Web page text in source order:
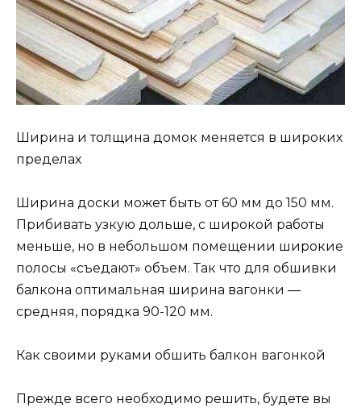
Ширина и толщина домок меняется в широких
пределах
Ширина доски может быть от 60 мм до 150 мм.
Прибивать узкую дольше, с широкой работы
меньше, но в небольшом помещении широкие
полосы «съедают» объем. Так что для обшивки
балкона оптимальная ширина вагонки —
средняя, порядка 90-120 мм.
Как своими руками обшить балкон вагонкой
Прежде всего необходимо решить, будете вы